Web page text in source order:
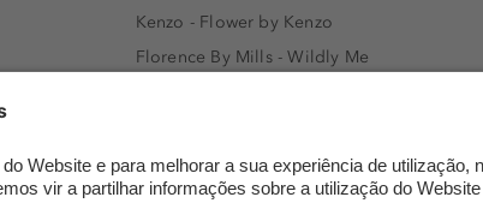
Kenzo - Flower by Kenzo
Florence By Mills - Wildly Me
Davidoff - Cool Water Men
KHLOÉ KARDASHIAN - Xo Khloè